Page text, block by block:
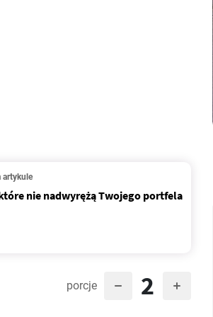
artykule
nie nadwyrężą Twojego portfela
porcje 2